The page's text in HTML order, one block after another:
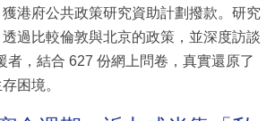
港府公共政策研究資助計劃撥款。研究
過比較倫敦與北京的政策，並深度訪談
者，結合 627 份網上問卷，真實還原了
困境。